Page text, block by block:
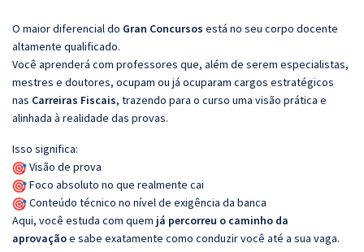
O maior diferencial do Gran Concursos está no seu corpo docente
altamente qualificado.
Você aprenderá com professores que, além de serem especialistas,
mestres e doutores, ocupam ou já ocuparam cargos estratégicos
nas Carreiras Fiscais, trazendo para o curso uma visão prática e
alinhada à realidade das provas.
Isso significa:
Visão de prova
Foco absoluto no que realmente cai
Conteúdo técnico no nível de exigência da banca
Aqui, você estuda com quem já percorreu o caminho da
aprovaçãoe sabe exatamente como conduzir você até a sua vaga.